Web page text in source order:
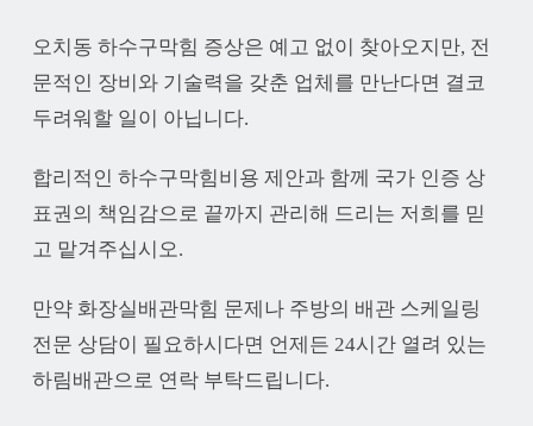
오치동 하수구막힘 증상은 예고 없이 찾아오지만, 전
문적인 장비와 기술력을 갖춘 업체를 만난다면 결코
두려워할 일이 아닙니다.
합리적인 하수구막힘비용 제안과 함께 국가 인증 상
표권의 책임감으로 끝까지 관리해 드리는 저희를 믿
고 맡겨주십시오.
만약 화장실배관막힘 문제나 주방의 배관 스케일링
전문 상담이 필요하시다면 언제든 24시간 열려 있는
하림배관으로 연락 부탁드립니다.